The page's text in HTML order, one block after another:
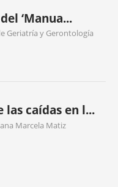
‘Manua...
Geriatría y Gerontología
caídas en l...
Marcela Matiz